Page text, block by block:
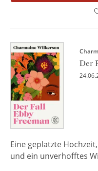
Der
Eine geplatzte
und ein unverhofftes